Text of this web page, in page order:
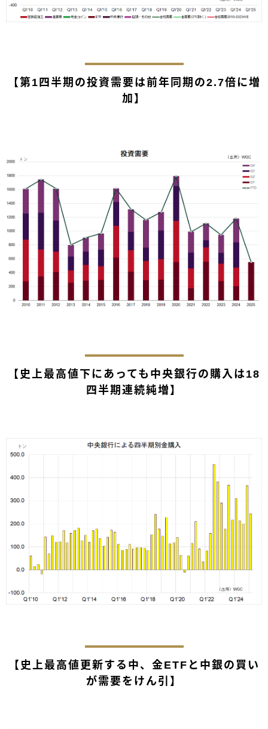
【第1四半期の投資需要は前年同期の2.7倍に増
加】
【史上最高値下にあっても中央銀行の購入は18
四半期連続純増】
【史上最高値更新する中、金ETFと中銀の買い
が需要をけん引】